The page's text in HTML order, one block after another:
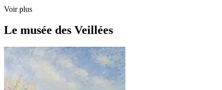
Voir plus
Le musée des Veillées